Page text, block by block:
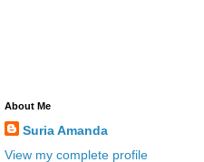
About Me
Suria Amanda
View my complete profile